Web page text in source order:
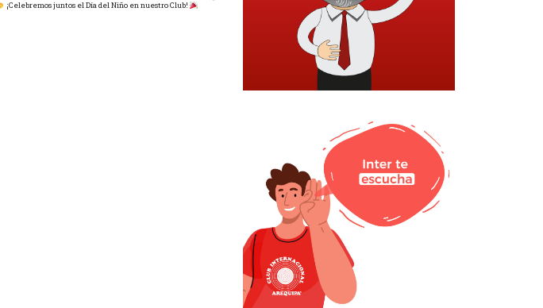
¡Celebremos juntos el Día del Niño en nuestro Club!